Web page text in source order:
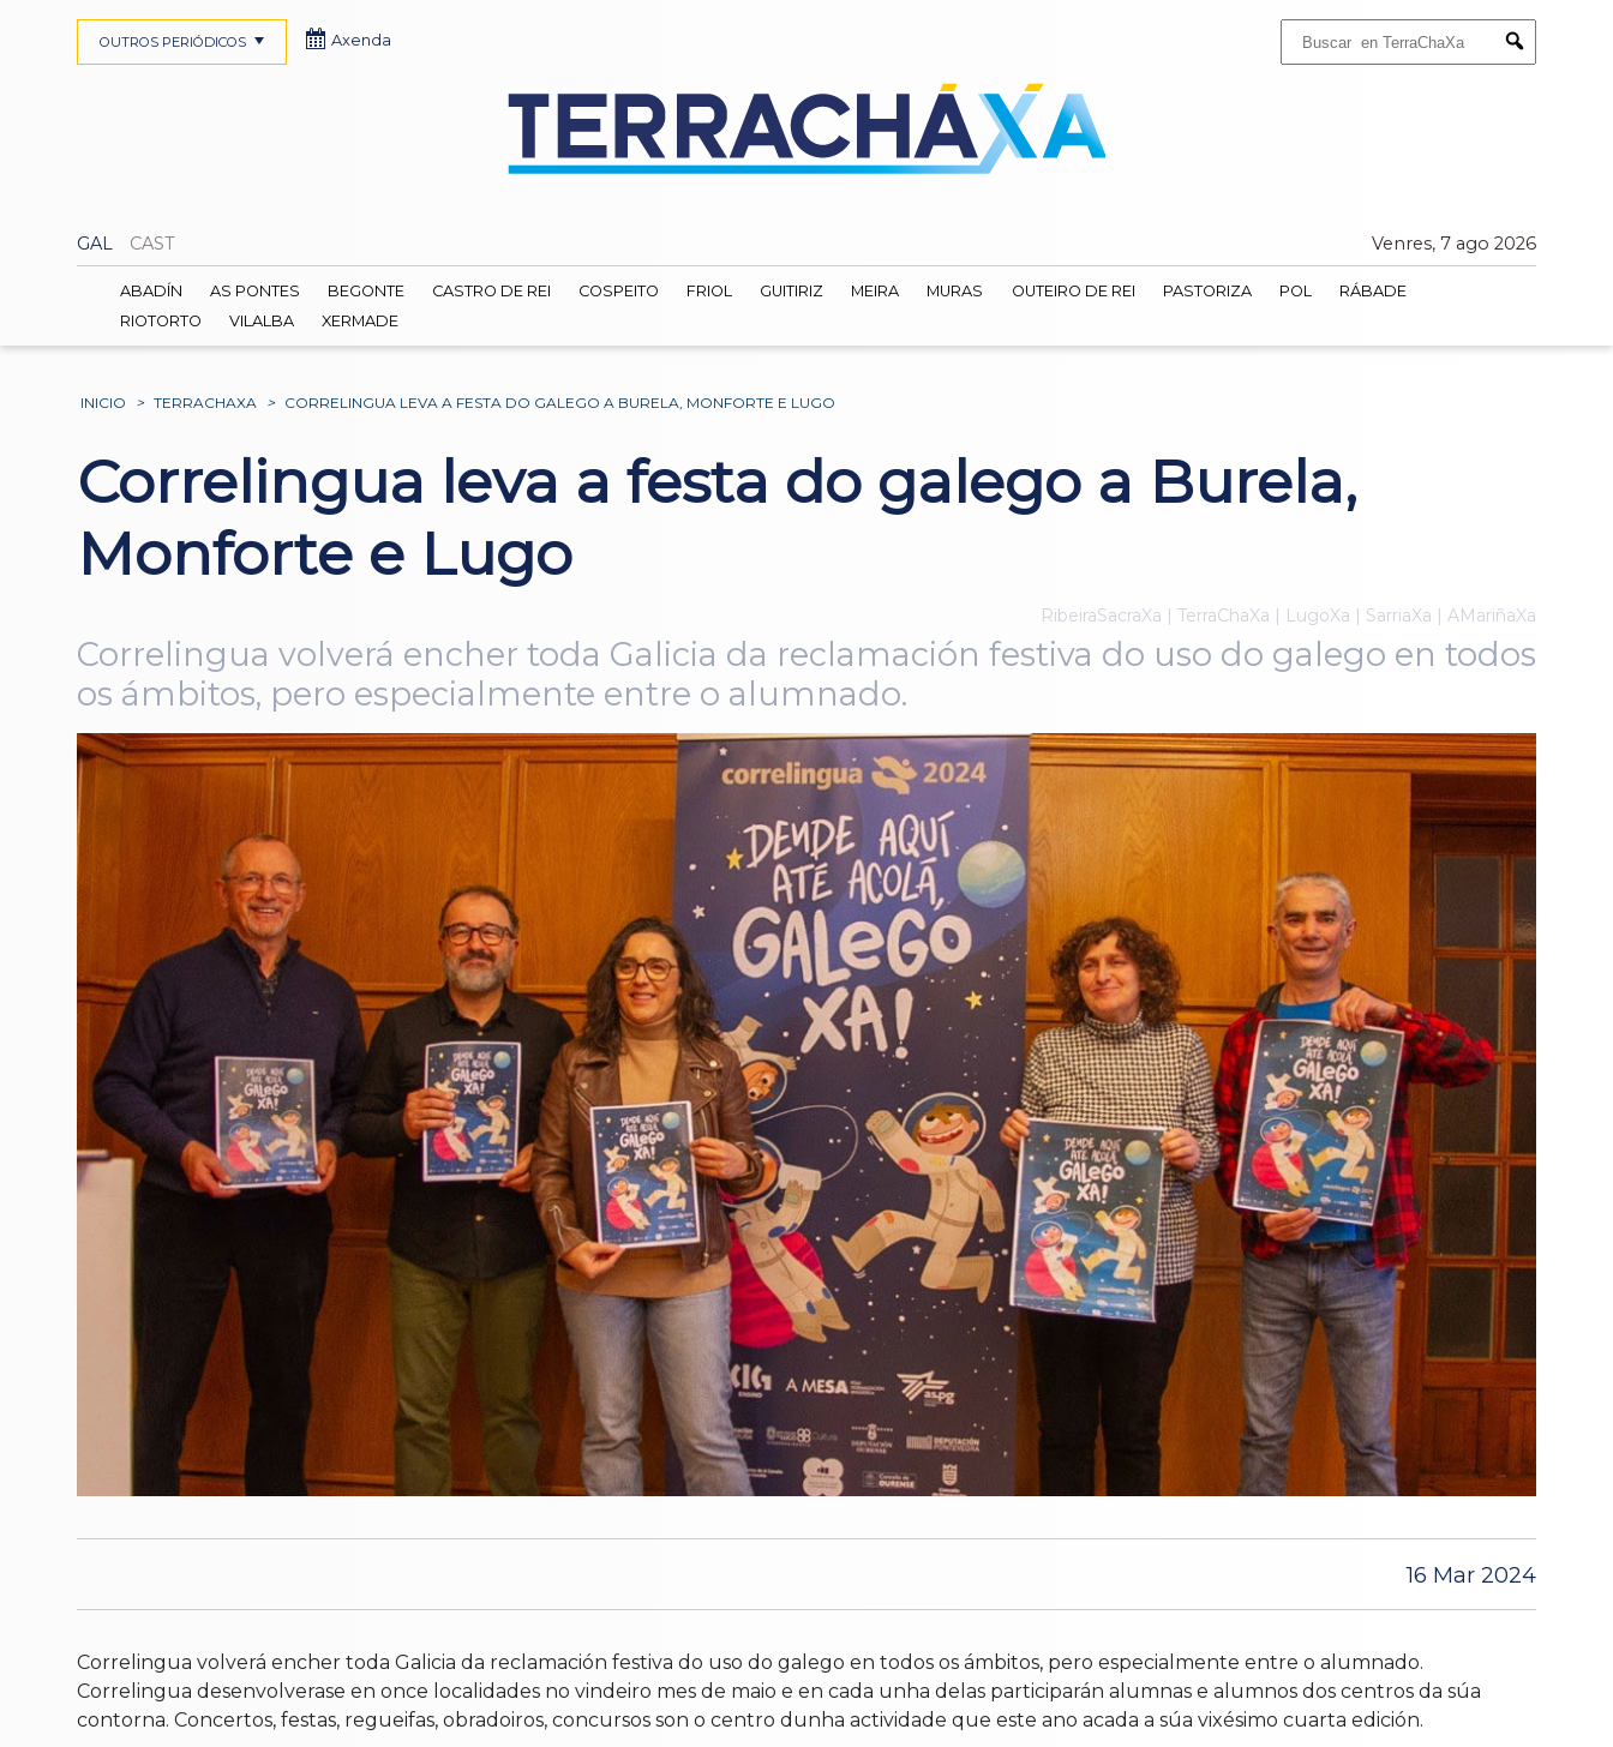
Submit
GAL CAST Venres, 7 ago 2026
OUTROS PERIÓDICOS Axenda
ABADÍN AS PONTES BEGONTE CASTRO DE REI COSPEITO FRIOL GUITIRIZ MEIRA MURAS OUTEIRO DE REI PASTORIZA POL
RÁBADE
RIOTORTO
VILALBA XERMADE
INICIO > TERRACHAXA > CORRELINGUA LEVA A FESTA DO GALEGO A BURELA, MONFORTE E LUGO
Correlingua leva a festa do galego a Burela,
Monforte e Lugo
RibeiraSacraXa | TerraChaXa | LugoXa | SarriaXa | AMariñaXa
Correlingua volverá encher toda Galicia da reclamación festiva do uso do galego en todos
os ámbitos, pero especialmente entre o alumnado.
16 Mar 2024
Correlingua volverá encher toda Galicia da reclamación festiva do uso do galego en todos os ámbitos, pero especialmente entre o alumnado.
Correlingua desenvolverase en once localidades no vindeiro mes de maio e en cada unha delas participarán alumnas e alumnos dos centros da súa
contorna. Concertos, festas, regueifas, obradoiros, concursos son o centro dunha actividade que este ano acada a súa vixésimo cuarta edición.